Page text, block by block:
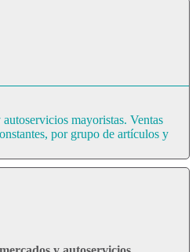
mayoristas. Ventas
por grupo de artículos y